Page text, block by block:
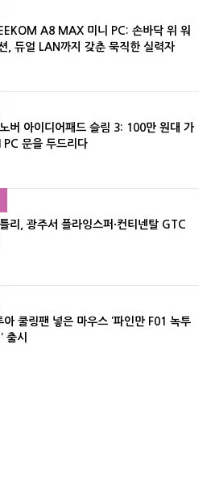
A8 MAX 미니 PC: 손바닥 위 워
, 듀얼 LAN까지 갖춘 묵직한 실력자
버 아이디어패드 슬림 3: 100만 원대 가
PC 문을 두드리다
리, 광주서 플라잉스퍼·컨티넨탈 GTC
아 쿨링팬 넣은 마우스 ‘파인만 F01 녹투
출시